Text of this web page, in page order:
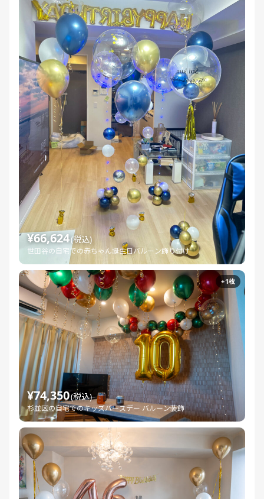
¥66,624(税込)
世田谷の自宅での赤ちゃん誕生日バルーン飾り付け
+1枚
¥74,350(税込)
杉並区の自宅でのキッズバースデー バルーン装飾